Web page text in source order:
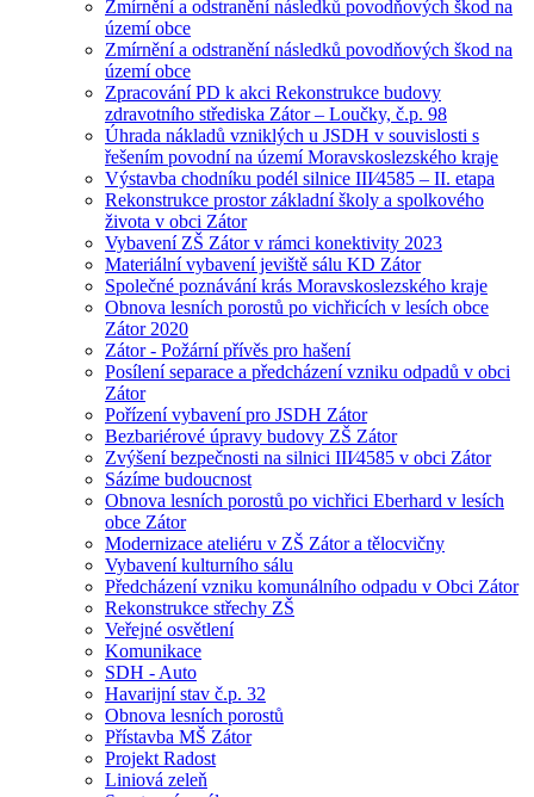
Zmírnění a odstranění následků povodňových škod na
území obce
Zmírnění a odstranění následků povodňových škod na
území obce
Zpracování PD k akci Rekonstrukce budovy
zdravotního střediska Zátor – Loučky, č.p. 98
Úhrada nákladů vzniklých u JSDH v souvislosti s
řešením povodní na území Moravskoslezského kraje
Výstavba chodníku podél silnice III⁄4585 – II. etapa
Rekonstrukce prostor základní školy a spolkového
života v obci Zátor
Vybavení ZŠ Zátor v rámci konektivity 2023
Materiální vybavení jeviště sálu KD Zátor
Společné poznávání krás Moravskoslezského kraje
Obnova lesních porostů po vichřicích v lesích obce
Zátor 2020
Zátor - Požární přívěs pro hašení
Posílení separace a předcházení vzniku odpadů v obci
Zátor
Pořízení vybavení pro JSDH Zátor
Bezbariérové úpravy budovy ZŠ Zátor
Zvýšení bezpečnosti na silnici III⁄4585 v obci Zátor
Sázíme budoucnost
Obnova lesních porostů po vichřici Eberhard v lesích
obce Zátor
Modernizace ateliéru v ZŠ Zátor a tělocvičny
Vybavení kulturního sálu
Předcházení vzniku komunálního odpadu v Obci Zátor
Rekonstrukce střechy ZŠ
Veřejné osvětlení
Komunikace
SDH - Auto
Havarijní stav č.p. 32
Obnova lesních porostů
Přístavba MŠ Zátor
Projekt Radost
Liniová zeleň